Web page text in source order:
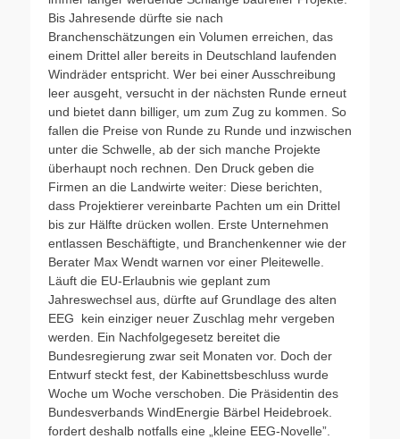
Bis Jahresende dürfte sie nach
Branchenschätzungen ein Volumen erreichen, das
einem Drittel aller bereits in Deutschland laufenden
Windräder entspricht. Wer bei einer Ausschreibung
leer ausgeht, versucht in der nächsten Runde erneut
und bietet dann billiger, um zum Zug zu kommen. So
fallen die Preise von Runde zu Runde und inzwischen
unter die Schwelle, ab der sich manche Projekte
überhaupt noch rechnen. Den Druck geben die
Firmen an die Landwirte weiter: Diese berichten,
dass Projektierer vereinbarte Pachten um ein Drittel
bis zur Hälfte drücken wollen. Erste Unternehmen
entlassen Beschäftigte, und Branchenkenner wie der
Berater Max Wendt warnen vor einer Pleitewelle.
Läuft die EU-Erlaubnis wie geplant zum
Jahreswechsel aus, dürfte auf Grundlage des alten
EEG kein einziger neuer Zuschlag mehr vergeben
werden. Ein Nachfolgegesetz bereitet die
Bundesregierung zwar seit Monaten vor. Doch der
Entwurf steckt fest, der Kabinettsbeschluss wurde
Woche um Woche verschoben. Die Präsidentin des
Bundesverbands WindEnergie Bärbel Heidebroek.
fordert deshalb notfalls eine „kleine EEG-Novelle”.